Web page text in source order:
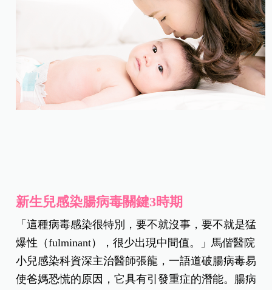
新生兒感染腸病毒關鍵3時期
「這種病毒感染很特別，要不就沒事，要不就是猛
爆性（fulminant），很少出現中間值。」馬偕醫院
小兒感染科資深主治醫師張龍，一語道破腸病毒易
使爸媽恐慌的原因，它具有引發重症的潛能。腸病